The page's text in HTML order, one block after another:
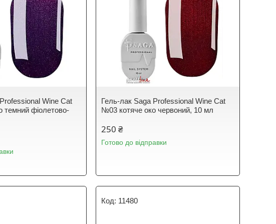
Wine Cat
темний фіолетово-
Гель-лак Saga Professional Wine Cat
№03 котяче око червоний, 10 мл
250 ₴
Готово до відправки
11480